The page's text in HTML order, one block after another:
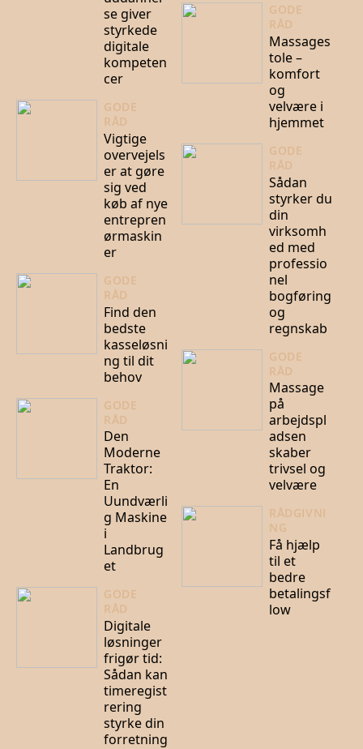
se giver
styrkede
digitale
kompeten
cer
GODE
RÅD
Vigtige
overvejels
er at gøre
sig ved
køb af nye
entrepren
ørmaskin
er
GODE
RÅD
Find den
bedste
kasseløsni
ng til dit
behov
GODE
RÅD
Den
Moderne
Traktor:
En
Uundværli
g Maskine
i
Landbrug
et
GODE
RÅD
Digitale
løsninger
frigør tid:
Sådan kan
timeregist
rering
styrke din
forretning
GODE
RÅD
Massages
tole –
komfort
og
velvære i
hjemmet
GODE
RÅD
Sådan
styrker du
din
virksomh
ed med
professio
nel
bogføring
og
regnskab
GODE
RÅD
Massage
på
arbejdspl
adsen
skaber
trivsel og
velvære
RÅDGIVNI
NG
Få hjælp
til et
bedre
betalingsf
low